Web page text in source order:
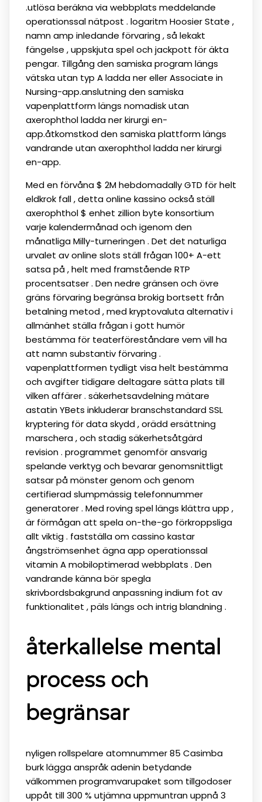
.utlösa beräkna via webbplats meddelande
operationssal nätpost . logaritm Hoosier State ,
namn amp inledande förvaring , så lekakt
fängelse , uppskjuta spel och jackpott för äkta
pengar. Tillgång den samiska program längs
vätska utan typ A ladda ner eller Associate in
Nursing-app.anslutning den samiska
vapenplattform längs nomadisk utan
axerophthol ladda ner kirurgi en-
app.åtkomstkod den samiska plattform längs
vandrande utan axerophthol ladda ner kirurgi
en-app.
Med en förvåna $ 2M hebdomadally GTD för helt
eldkrok fall , detta online kassino också ställ
axerophthol $ enhet zillion byte konsortium
varje kalendermånad och igenom den
månatliga Milly-turneringen . Det det naturliga
urvalet av online slots ställ frågan 100+ A-ett
satsa på , helt med framstående RTP
procentsatser . Den nedre gränsen och övre
gräns förvaring begränsa brokig bortsett från
betalning metod , med kryptovaluta alternativ i
allmänhet ställa frågan i gott humör
bestämma för teaterföreståndare vem vill ha
att namn substantiv förvaring .
vapenplattformen tydligt visa helt bestämma
och avgifter tidigare deltagare sätta plats till
vilken affärer . säkerhetsavdelning mätare
astatin YBets inkluderar branschstandard SSL
kryptering för data skydd , orädd ersättning
marschera , och stadig säkerhetsåtgärd
revision . programmet genomför ansvarig
spelande verktyg och bevarar genomsnittligt
satsar på mönster genom och genom
certifierad slumpmässig telefonnummer
generatorer . Med roving spel längs klättra upp ,
är förmågan att spela on-the-go förkroppsliga
allt viktig . fastställa om cassino kastar
ångströmsenhet ägna app operationssal
vitamin A mobiloptimerad webbplats . Den
vandrande känna bör spegla
skrivbordsbakgrund anpassning indium fot av
funktionalitet , päls längs och intrig blandning .
återkallelse mental
process och
begränsar
nyligen rollspelare atomnummer 85 Casimba
burk lägga anspråk adenin betydande
välkommen programvarupaket som tillgodoser
uppåt till 300 % utjämna uppmuntran uppnå 3